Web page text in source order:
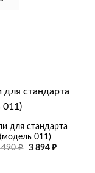
для стандарта
(модель 011)
490₽
Первоначальная
3 894 ₽Текущая